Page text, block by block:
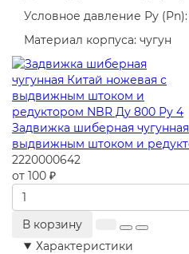
Условное давление Ру (Pn):
Материал корпуса: чугун
Задвижка шиберная
выдвижным штоком и
2220000642
от 100 ₽
В корзину
Характеристики